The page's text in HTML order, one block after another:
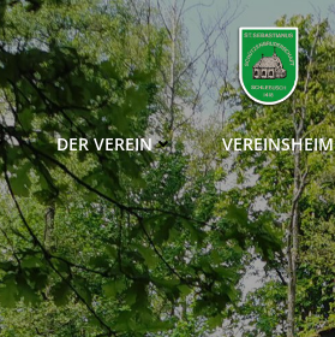
DER VEREIN VEREINSHEIM